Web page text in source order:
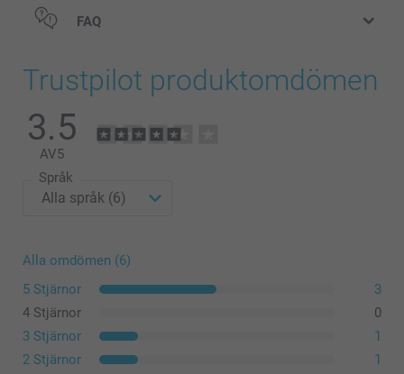
Mjukt glasögonfodral
FAQ
Trustpilot produktomdömen
3.5
AV5
Språk
Alla omdömen (6)
5 Stjärnor
3
4 Stjärnor
0
3 Stjärnor
1
2 Stjärnor
1